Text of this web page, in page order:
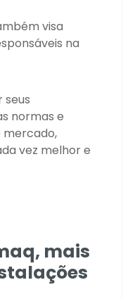
visa
na
seus
normas e
mercado,
vez melhor e
mais